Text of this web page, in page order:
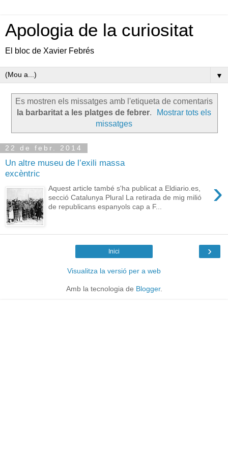
Apologia de la curiositat
El bloc de Xavier Febrés
▼
Es mostren els missatges amb l'etiqueta de comentaris
la barbaritat a les platges de febrer.
Mostrar tots els
missatges
22 de febr. 2014
Un altre museu de l’exili massa
excèntric
›
Aquest article també s'ha publicat a Eldiario.es,
secció Catalunya Plural La retirada de mig milió
de republicans espanyols cap a F...
›
Inici
Visualitza la versió per a web
Amb la tecnologia de Blogger.